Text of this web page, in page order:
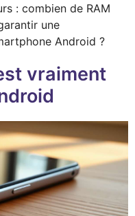
: combien de RAM
une
Android ?
vraiment